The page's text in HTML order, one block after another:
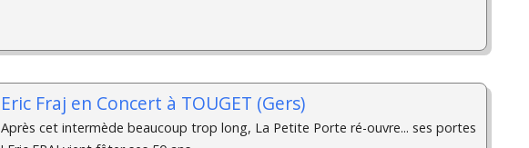
Eric Fraj en Concert à TOUGET (Gers)
Après cet intermède beaucoup trop long, La Petite Porte ré-ouvre... ses portes